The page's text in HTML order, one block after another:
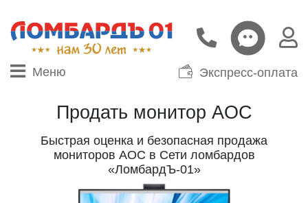
Меню Экспресс-оплата
Продать монитор AOC
Быстрая оценка и безопасная продажа
мониторов AOC в Сети ломбардов
«ЛомбардЪ-01»